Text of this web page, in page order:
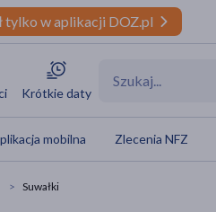
tylko w aplikacji DOZ.pl
Krótkie daty
mobilna Zlecenia NFZ
Suwałki